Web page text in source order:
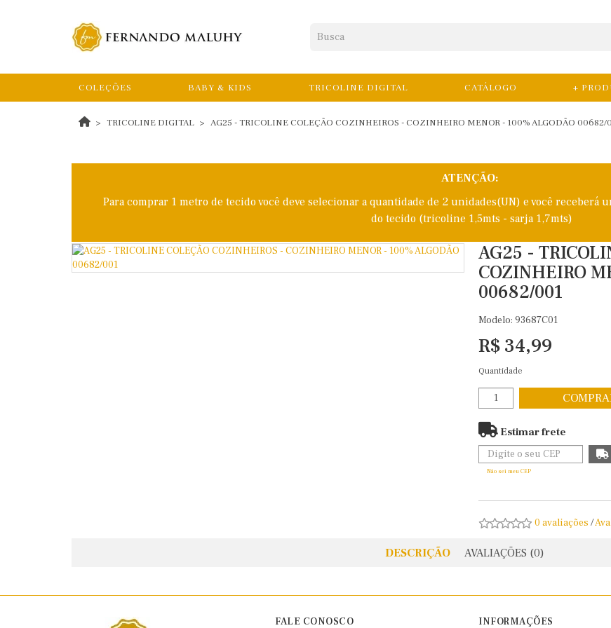
COLEÇÕES BABY & KIDS TRICOLINE DIGITAL CATÁLOGO +
TRICOLINE DIGITAL AG25 - TRICOLINE COLEÇÃO COZINHEIROS - COZINHEIRO MENOR - 100% ALGODÃO 00682/
ATENÇÃO:
Para comprar 1 metro de tecido você deve selecionar a quantidade de 2 unidades(UN) e você
do tecido (tricoline 1,5mts - sarja 1,7mts)
AG25 -
COZINHEIRO
00682/001
Modelo: 93687C01
R$ 34,99
Quantidade
Estimar frete
Não sei meu CEP
0 avaliações /
DESCRIÇÃO AVALIAÇÕES (0)
FALE CONOSCO INFORMAÇÕES